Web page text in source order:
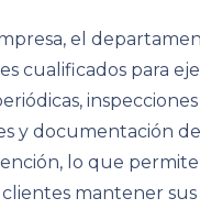
el
cualificados para
y documentación
lo que permite
mantener sus